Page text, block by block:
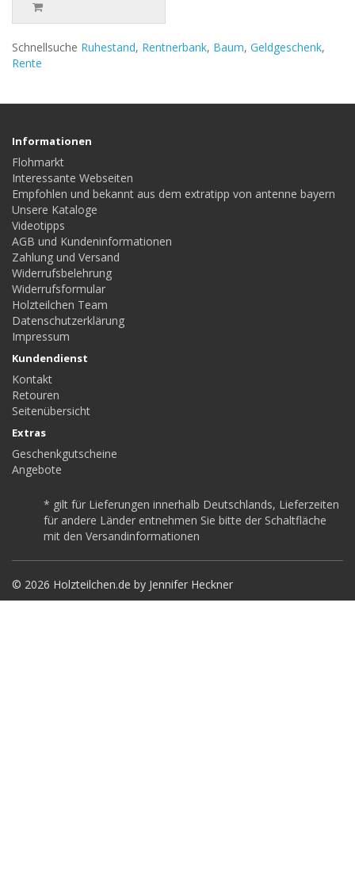
Schnellsuche Ruhestand, Rentnerbank, Baum, Geldgeschenk,
Rente
Informationen
Flohmarkt
Interessante Webseiten
Empfohlen und bekannt aus dem extratipp von antenne bayern
Unsere Kataloge
Videotipps
AGB und Kundeninformationen
Zahlung und Versand
Widerrufsbelehrung
Widerrufsformular
Holzteilchen Team
Datenschutzerklärung
Impressum
Kundendienst
Kontakt
Retouren
Seitenübersicht
Extras
Geschenkgutscheine
Angebote
* gilt für Lieferungen innerhalb Deutschlands, Lieferzeiten
für andere Länder entnehmen Sie bitte der Schaltfläche
mit den Versandinformationen
© 2026 Holzteilchen.de by Jennifer Heckner